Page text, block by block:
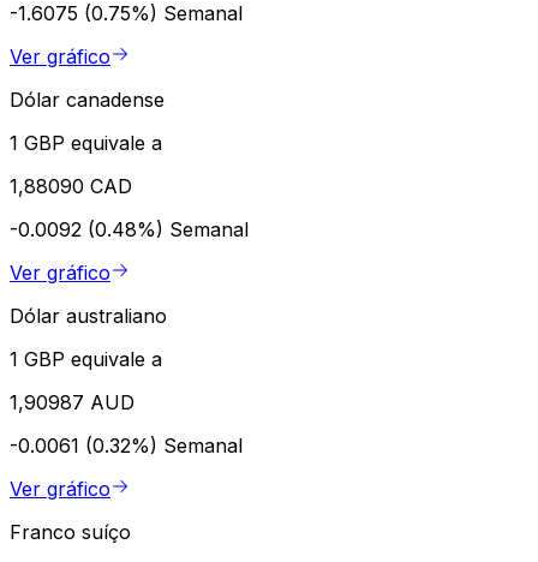
-1.6075 (0.75%) Semanal
Ver gráfico
Dólar canadense
1 GBP equivale a
1,88090 CAD
-0.0092 (0.48%) Semanal
Ver gráfico
Dólar australiano
1 GBP equivale a
1,90987 AUD
-0.0061 (0.32%) Semanal
Ver gráfico
Franco suíço